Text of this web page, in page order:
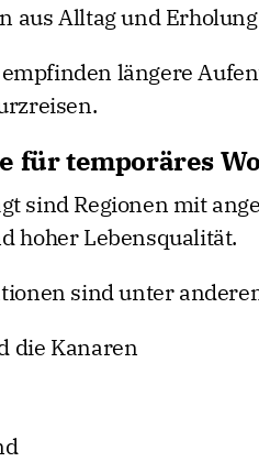
aus Alltag und Erholung
längere
für temporäres
sind Regionen mit
hoher Lebensqualität.
sind unter
die Kanaren